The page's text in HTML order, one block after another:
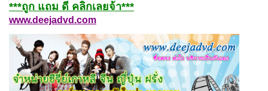
***ถูก แถม ดี คลิกเลยจ้า***
www.deejadvd.com